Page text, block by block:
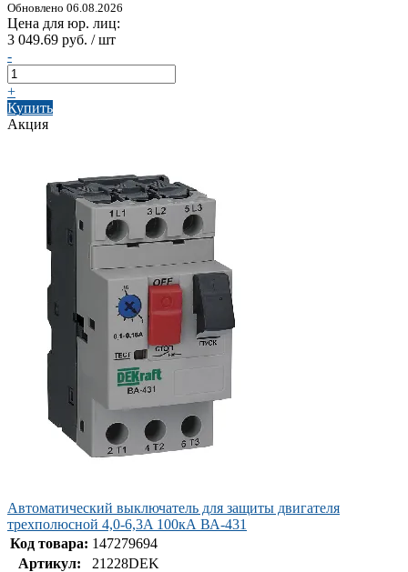
Обновлено 06.08.2026
Цена для юр. лиц:
3 049.69 руб. / шт
-
+
Купить
Акция
Автоматический выключатель для защиты двигателя
трехполюсной 4,0-6,3A 100кА ВА-431
Код товара: 147279694
Артикул:
21228DEK